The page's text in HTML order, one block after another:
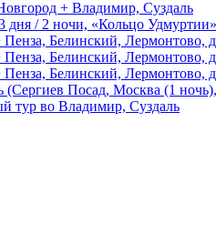
+ Владимир, Суздаль
дня / 2 ночи, «Кольцо
Белинский, Лермонтово,
Белинский, Лермонтово,
Белинский, Лермонтово,
(Сергиев Посад, Москва (1
тур во Владимир, Суздаль